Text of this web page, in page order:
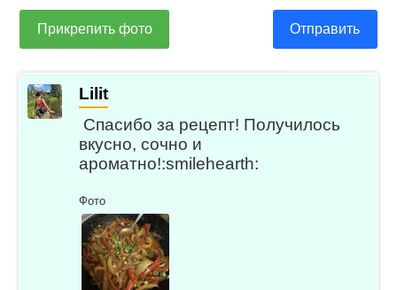
Прикрепить фото Отправить
Lilit
Спасибо за рецепт! Получилось
вкусно, сочно и
ароматно!:smilehearth:
Фото